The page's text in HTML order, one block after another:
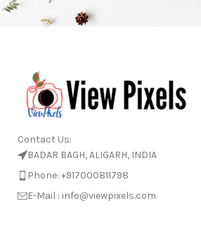
Contact Us:
BADAR BAGH, ALIGARH, INDIA
Phone: +917000811798
E-Mail : info@viewpixels.com